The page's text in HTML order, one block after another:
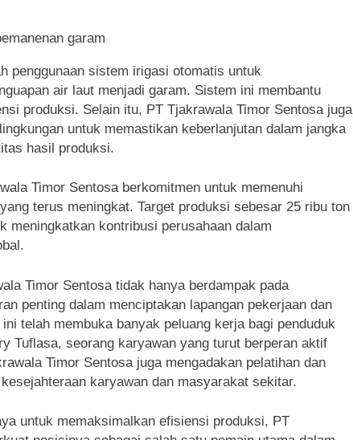
garam
penggunaan sistem irigasi otomatis untuk
air laut menjadi garam. Sistem ini membantu
produksi. Selain itu, PT Tjakrawala Timor Sentosa juga
untuk memastikan keberlanjutan dalam jangka
hasil produksi.
Timor Sentosa berkomitmen untuk memenuhi
terus meningkat. Target produksi sebesar 25 ribu ton
meningkatkan kontribusi perusahaan dalam
Timor Sentosa tidak hanya berdampak pada
penting dalam menciptakan lapangan pekerjaan dan
telah membuka banyak peluang kerja bagi penduduk
Tuflasa, seorang karyawan yang turut berperan aktif
Timor Sentosa juga mengadakan pelatihan dan
karyawan dan masyarakat sekitar.
untuk memaksimalkan efisiensi produksi, PT